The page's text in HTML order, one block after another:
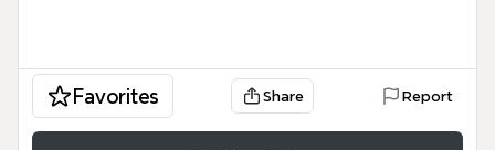
Favorites Share Report